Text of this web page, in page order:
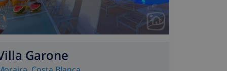
Garone